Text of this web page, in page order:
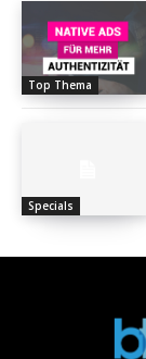
Top Thema
Specials